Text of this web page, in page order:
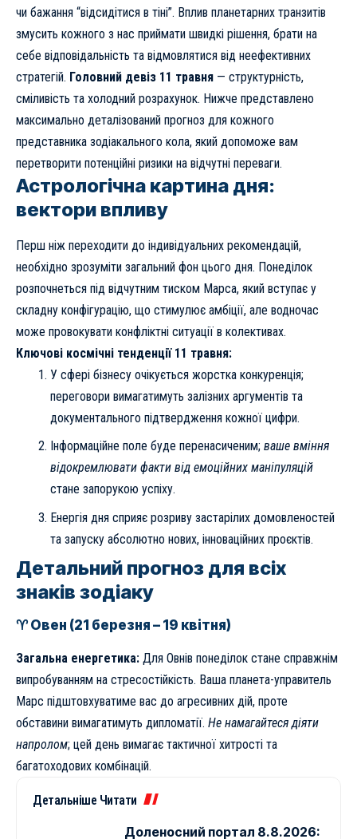
чи бажання “відсидітися в тіні”. Вплив планетарних транзитів
змусить кожного з нас приймати швидкі рішення, брати на
себе відповідальність та відмовлятися від неефективних
стратегій. Головний девіз 11 травня — структурність,
сміливість та холодний розрахунок. Нижче представлено
максимально деталізований прогноз для кожного
представника зодіакального кола, який допоможе вам
перетворити потенційні ризики на відчутні переваги.
Астрологічна картина дня:
вектори впливу
Перш ніж переходити до індивідуальних рекомендацій,
необхідно зрозуміти загальний фон цього дня. Понеділок
розпочнеться під відчутним тиском Марса, який вступає у
складну конфігурацію, що стимулює амбіції, але водночас
може провокувати конфліктні ситуації в колективах.
Ключові космічні тенденції 11 травня:
У сфері бізнесу очікується жорстка конкуренція;
переговори вимагатимуть залізних аргументів та
документального підтвердження кожної цифри.
Інформаційне поле буде перенасиченим; ваше вміння
відокремлювати факти від емоційних маніпуляцій
стане запорукою успіху.
Енергія дня сприяє розриву застарілих домовленостей
та запуску абсолютно нових, інноваційних проєктів.
Детальний прогноз для всіх
знаків зодіаку
♈ Овен (21 березня – 19 квітня)
Загальна енергетика: Для Овнів понеділок стане справжнім
випробуванням на стресостійкість. Ваша планета-управитель
Марс підштовхуватиме вас до агресивних дій, проте
обставини вимагатимуть дипломатії. Не намагайтеся діяти
напролом; цей день вимагає тактичної хитрості та
багатоходових комбінацій.
Детальніше Читати
Доленосний портал 8.8.2026: